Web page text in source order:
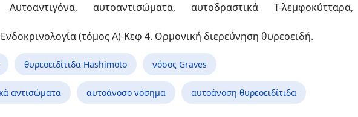
Αυτοαντιγόνα, αυτοαντισώματα, αυτοδραστικά Τ-λεμφοκύτταρα,
(τόμος Α)-Κεφ 4. Ορμονική διερεύνηση θυρεοειδή.
θυρεοειδίτιδα Hashimoto νόσος Graves
αντισώματα αυτοάνοσο νόσημα αυτοάνοση θυρεοειδίτιδα